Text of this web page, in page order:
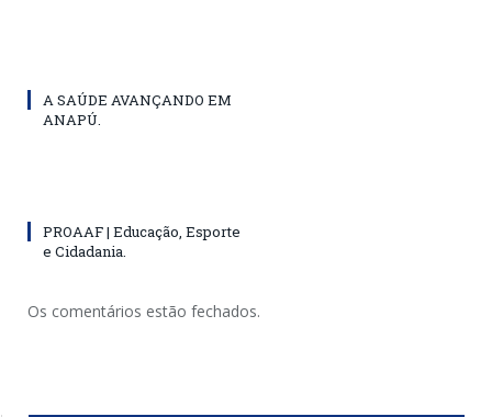
A SAÚDE AVANÇANDO EM
ANAPÚ.
PROAAF | Educação, Esporte
e Cidadania.
Os comentários estão fechados.